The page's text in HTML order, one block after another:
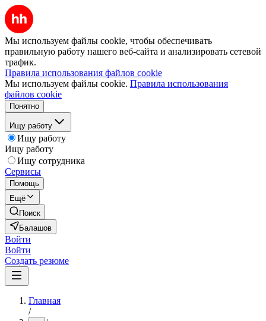
Мы используем файлы cookie, чтобы обеспечивать
правильную работу нашего веб-сайта и анализировать сетевой
трафик.
Правила использования файлов cookie
Мы используем файлы cookie. Правила использования
файлов cookie
Понятно
Ищу работу
Ищу работу
Ищу работу
Ищу сотрудника
Сервисы
Помощь
Ещё
Поиск
Балашов
Войти
Войти
Создать резюме
Главная
/